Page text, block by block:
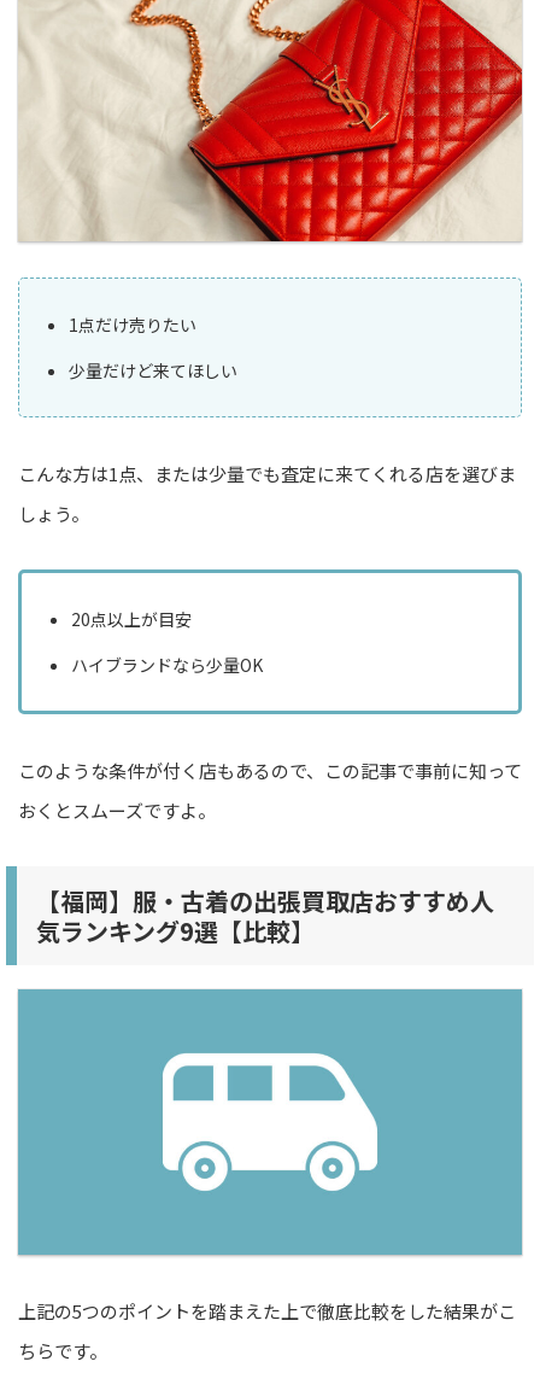
1点だけ売りたい
少量だけど来てほしい
こんな方は1点、または少量でも査定に来てくれる店を選びま
しょう。
20点以上が目安
ハイブランドなら少量OK
このような条件が付く店もあるので、この記事で事前に知って
おくとスムーズですよ。
【福岡】服・古着の出張買取店おすすめ人
気ランキング9選【比較】
上記の5つのポイントを踏まえた上で徹底比較をした結果がこ
ちらです。